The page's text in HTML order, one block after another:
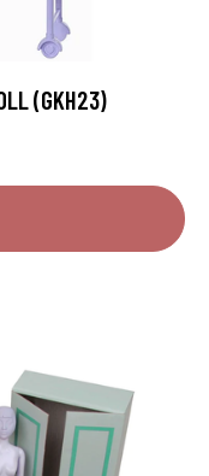
(GKH23)